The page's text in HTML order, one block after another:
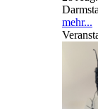
mehr...